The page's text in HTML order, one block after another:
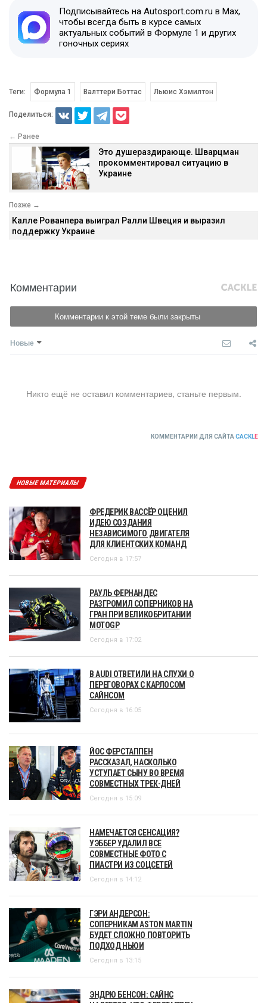
Подписывайтесь на Autosport.com.ru в Max,
чтобы всегда быть в курсе самых
актуальных событий в Формуле 1 и других
гоночных сериях
Теги: Формула 1 Валттери Боттас Льюис Хэмилтон
Поделиться:
← Ранее
Это душераздирающе. Шварцман
прокомментировал ситуацию в
Украине
Позже →
Калле Рованпера выиграл Ралли Швеция и выразил
поддержку Украине
Комментарии
Комментарии к этой теме были закрыты
Новые
Никто ещё не оставил комментариев, станьте первым.
КОММЕНТАРИИ ДЛЯ САЙТА CACKLE
НОВЫЕ МАТЕРИАЛЫ
ФРЕДЕРИК ВАССЁР ОЦЕНИЛ
ИДЕЮ СОЗДАНИЯ
НЕЗАВИСИМОГО ДВИГАТЕЛЯ
ДЛЯ КЛИЕНТСКИХ КОМАНД
Сегодня в 17:57
РАУЛЬ ФЕРНАНДЕС
РАЗГРОМИЛ СОПЕРНИКОВ НА
ГРАН ПРИ ВЕЛИКОБРИТАНИИ
MOTOGP
Сегодня в 17:02
В AUDI ОТВЕТИЛИ НА СЛУХИ О
ПЕРЕГОВОРАХ С КАРЛОСОМ
САЙНСОМ
Сегодня в 16:05
ЙОС ФЕРСТАППЕН
РАССКАЗАЛ, НАСКОЛЬКО
УСТУПАЕТ СЫНУ ВО ВРЕМЯ
СОВМЕСТНЫХ ТРЕК-ДНЕЙ
Сегодня в 15:09
НАМЕЧАЕТСЯ СЕНСАЦИЯ?
УЭББЕР УДАЛИЛ ВСЕ
СОВМЕСТНЫЕ ФОТО С
ПИАСТРИ ИЗ СОЦСЕТЕЙ
Сегодня в 14:12
ГЭРИ АНДЕРСОН:
СОПЕРНИКАМ ASTON MARTIN
БУДЕТ СЛОЖНО ПОВТОРИТЬ
ПОДХОД НЬЮИ
Сегодня в 13:15
ЭНДРЮ БЕНСОН: САЙНС